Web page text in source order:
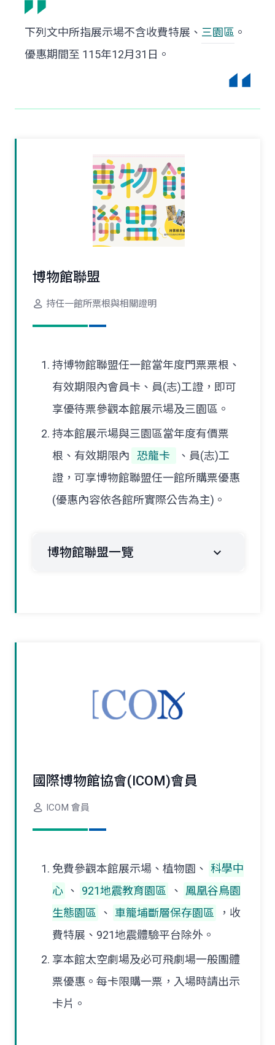
下列文中所指展示場不含收費特展、 三園區 。
優惠期間至 115年12月31日。
博物館聯盟
持任一館所票根與相關證明
持博物館聯盟任一館當年度門票票根、
有效期限內會員卡、員(志)工證，即可
享優待票參觀本館展示場及三園區。
持本館展示場與三園區當年度有價票
根、有效期限內
恐龍卡
、員(志)工
證，可享博物館聯盟任一館所購票優惠
(優惠內容依各館所實際公告為主)。
博物館聯盟一覽
國際博物館協會(ICOM)會員
ICOM 會員
免費參觀本館展示場、植物園、 科學中
心 、 921地震教育園區 、
鳳凰谷鳥園
生態園區
、 車籠埔斷層保存園區
，收
費特展、921地震體驗平台除外。
享本館太空劇場及必可飛劇場一般團體
票優惠。每卡限購一票，入場時請出示
卡片。